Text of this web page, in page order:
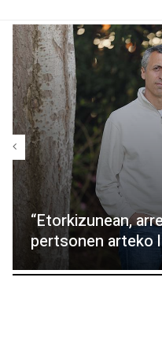
“Etorkizunean,
pertsonen arteko